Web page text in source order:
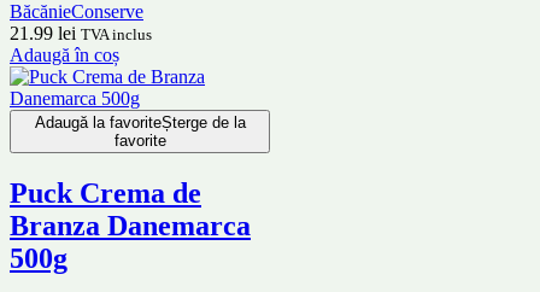
BăcănieConserve
21.99 lei TVA inclus
Adaugă în coș
Adaugă la favoriteȘterge de la
favorite
Puck Crema de
Branza Danemarca
500g